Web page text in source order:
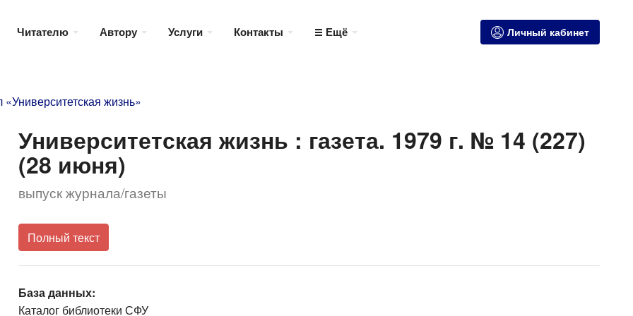
Читателю Автору Услуги Контакты Ещё Личный кабинет
жизнь»
Университетская жизнь : газета. 1979 г. № 14 (227)
(28 июня)
выпуск журнала/газеты
Полный текст
База данных:
Каталог библиотеки СФУ